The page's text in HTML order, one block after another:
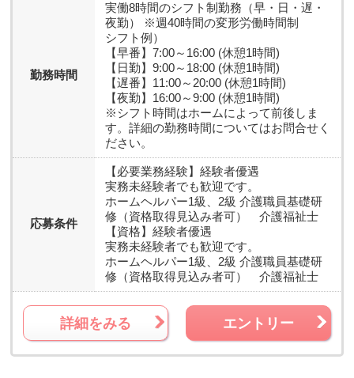
勤務時間
実働8時間のシフト制勤務（早・日・遅・
夜勤） ※週40時間の変形労働時間制
シフト例）
【早番】7:00～16:00 (休憩1時間)
【日勤】9:00～18:00 (休憩1時間)
【遅番】11:00～20:00 (休憩1時間)
【夜勤】16:00～9:00 (休憩1時間)
※シフト時間はホームによって前後しま
す。詳細の勤務時間についてはお問合せく
ださい。
応募条件
【必要業務経験】 経験者優遇
実務未経験者でも歓迎です。
ホームヘルパー1級、2級 介護職員基礎研
修（資格取得見込み者可） 介護福祉士
【資格】 経験者優遇
実務未経験者でも歓迎です。
ホームヘルパー1級、2級 介護職員基礎研
修（資格取得見込み者可） 介護福祉士
詳細をみる エントリー